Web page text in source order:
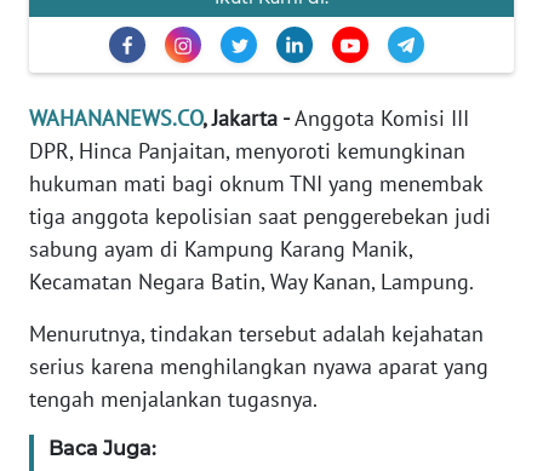
WAHANANEWS.CO, Jakarta -Anggota Komisi III
DPR, Hinca Panjaitan, menyoroti kemungkinan
hukuman mati bagi oknum TNI yang menembak
tiga anggota kepolisian saat penggerebekan judi
sabung ayam di Kampung Karang Manik,
Kecamatan Negara Batin, Way Kanan, Lampung.
Menurutnya, tindakan tersebut adalah kejahatan
serius karena menghilangkan nyawa aparat yang
tengah menjalankan tugasnya.
Baca Juga:
KONTAK
KAMI
INFO
TENTANG
KAMI
MEDIA